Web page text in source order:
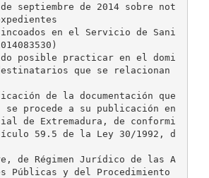
de septiembre de 2014 sobre not
incoados en el Servicio de Sani
posible practicar en el domi
que se relacionan
de la documentación que
procede a su publicación en
de Extremadura, de conformi
59.5 de la Ley 30/1992, d
de Régimen Jurídico de las A
Públicas y del Procedimiento